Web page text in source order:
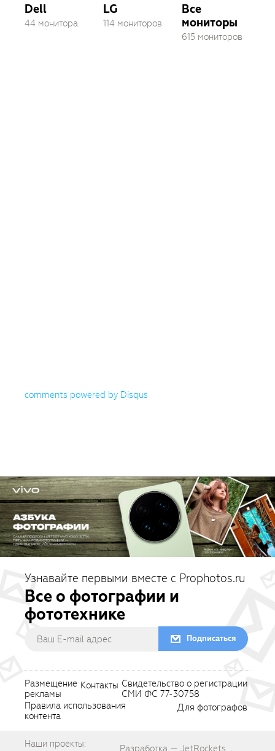
Dell
44 монитора
LG
114 мониторов
Все
мониторы
615 мониторов
comments powered by Disqus
Узнавайте первыми вместе с Prophotos.ru
Все о фотографии и
фототехнике
Подписаться
Размещение
рекламы
Контакты Свидетельство о регистрации
СМИ ФС 77-30758
Правила использования
контента
Для фотографов
Наши проекты: Разработка — JetRockets